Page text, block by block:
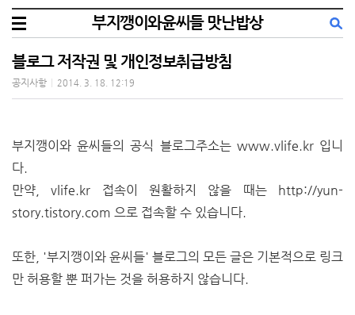
부지깽이와윤씨들 맛난밥상
블로그 저작권 및 개인정보취급방침
공지사항 2014. 3. 18. 12:19
부지깽이와 윤씨들의 공식 블로그주소는 www.vlife.kr입니
다.
만약, vlife.kr 접속이 원활하지 않을 때는 http://yun-
story.tistory.com 으로 접속할 수 있습니다.
또한, '부지깽이와 윤씨들' 블로그의 모든 글은 기본적으로 링크
만 허용할 뿐 퍼가는 것을 허용하지 않습니다.